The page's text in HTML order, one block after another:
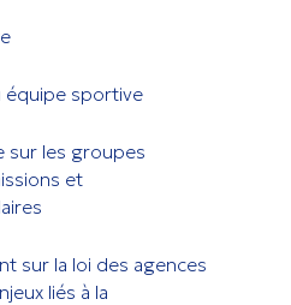
équipe sportive
sur les groupes
et
sur la loi des agences
liés à la